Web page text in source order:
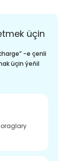
üçin
-e çenli
üçin ýeňil